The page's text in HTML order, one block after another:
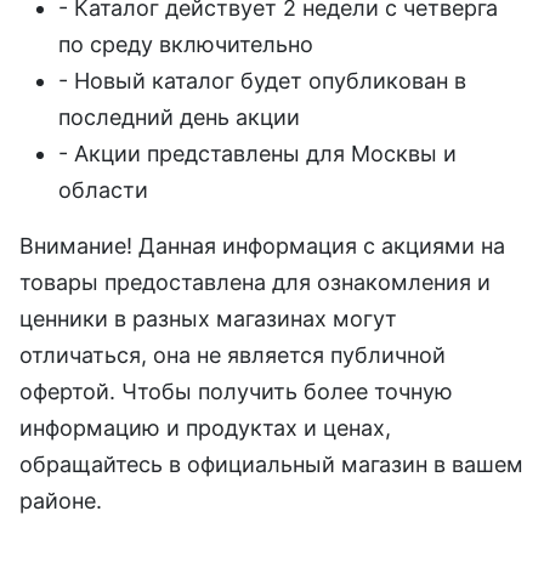
- Каталог действует 2 недели с четверга
по среду включительно
- Новый каталог будет опубликован в
последний день акции
- Акции представлены для Москвы и
области
Внимание! Данная информация с акциями на
товары предоставлена для ознакомления и
ценники в разных магазинах могут
отличаться, она не является публичной
офертой. Чтобы получить более точную
информацию и продуктах и ценах,
обращайтесь в официальный магазин в вашем
районе.